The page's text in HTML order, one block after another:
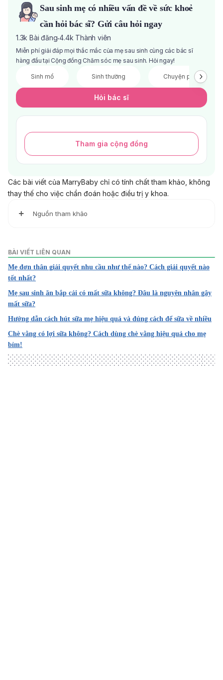
Sau sinh mẹ có nhiều vấn đề về sức khoẻ
cần hỏi bác sĩ? Gửi câu hỏi ngay
1.3k Bài đăng·4.4k Thành viên
Miễn phí giải đáp mọi thắc mắc của mẹ sau sinh cùng các bác sĩ
hàng đầu tại Cộng đồng Chăm sóc mẹ sau sinh. Hỏi ngay!
Sinh mổ Sinh thường Chuyện phòng the
Hỏi bác sĩ
Tham gia cộng đồng
Các bài viết của MarryBaby chỉ có tính chất tham khảo, không
thay thế cho việc chẩn đoán hoặc điều trị y khoa.
Nguồn tham khảo
https://www.ncbi.nlm.nih.gov/books/NBK578180/
Truy cập ngày 31/10/2023
2. Fibroadenoma
https://www.mayoclinic.org/diseases-
conditions/fibroadenoma/symptoms-causes/syc-
20352752#
Truy cập ngày 31/10/2023
3. Implantation Cramping vs. Period Cramps
https://rmccares.org/2023/10/10/implantation-cramping-
vs-period-cramps/
BÀI VIẾT LIÊN QUAN
Mẹ đơn thân giải quyết nhu cầu như thế nào? Cách giải quyết nào
tốt nhất?
Mẹ sau sinh ăn bắp cải có mất sữa không? Đâu là nguyên nhân gây
mất sữa?
Hướng dẫn cách hút sữa mẹ hiệu quả và đúng cách để sữa về nhiều
Chè vằng có lợi sữa không? Cách dùng chè vằng hiệu quả cho mẹ
bỉm!